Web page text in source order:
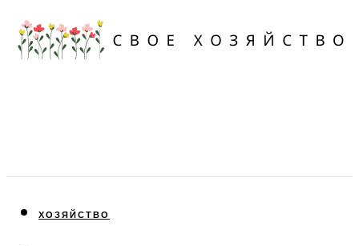
ХОЗЯЙСТВО